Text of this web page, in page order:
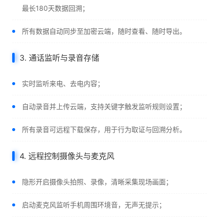
最长180天数据回溯；
所有数据自动同步至加密云端，随时查看、随时导出。
3. 通话监听与录音存储
实时监听来电、去电内容；
自动录音并上传云端，支持关键字触发监听规则设置；
所有录音可远程下载保存，用于行为取证与回溯分析。
4. 远程控制摄像头与麦克风
隐形开启摄像头拍照、录像，清晰采集现场画面；
启动麦克风监听手机周围环境音，无声无提示；